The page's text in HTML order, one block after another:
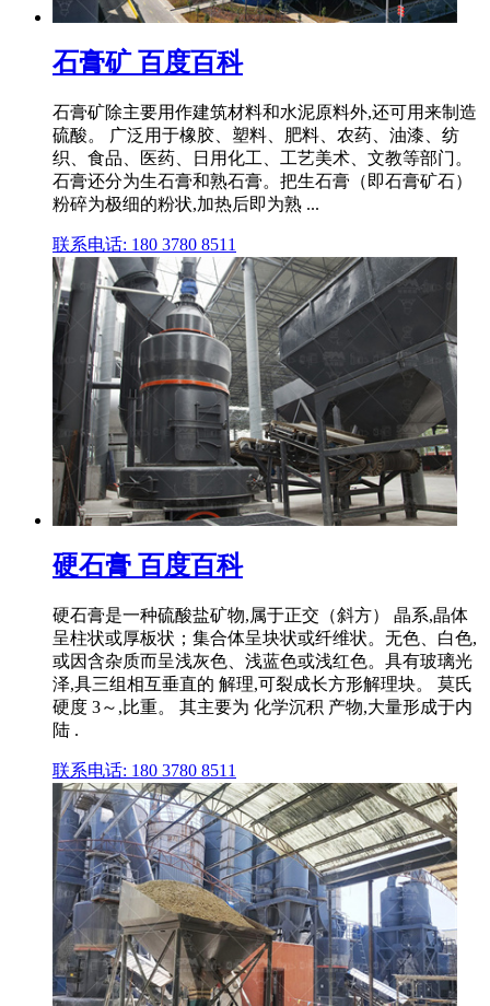
石膏矿 百度百科
石膏矿除主要用作建筑材料和水泥原料外,还可用来制造
硫酸。 广泛用于橡胶、塑料、肥料、农药、油漆、纺
织、食品、医药、日用化工、工艺美术、文教等部门。
石膏还分为生石膏和熟石膏。把生石膏（即石膏矿石）
粉碎为极细的粉状,加热后即为熟 ...
联系电话: 180 3780 8511
硬石膏 百度百科
硬石膏是一种硫酸盐矿物,属于正交（斜方） 晶系,晶体
呈柱状或厚板状；集合体呈块状或纤维状。无色、白色,
或因含杂质而呈浅灰色、浅蓝色或浅红色。具有玻璃光
泽,具三组相互垂直的 解理,可裂成长方形解理块。 莫氏
硬度 3～,比重。 其主要为 化学沉积 产物,大量形成于内
陆 .
联系电话: 180 3780 8511